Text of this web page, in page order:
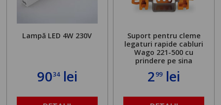
Lampă LED 4W 230V
9034lei
Suport pentru cleme
legaturi rapide cabluri
Wago 221-500 cu
prindere pe sina
299lei